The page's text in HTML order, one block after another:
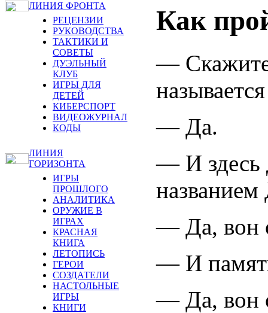
ЛИНИЯ ФРОНТА
РЕЦЕНЗИИ
РУКОВОДСТВА
ТАКТИКИ И
СОВЕТЫ
ДУЭЛЬНЫЙ
КЛУБ
ИГРЫ ДЛЯ
ДЕТЕЙ
КИБЕРСПОРТ
ВИДЕОЖУРНАЛ
КОДЫ
ЛИНИЯ
ГОРИЗОНТА
ИГРЫ
ПРОШЛОГО
АНАЛИТИКА
ОРУЖИЕ В
ИГРАХ
КРАСНАЯ
КНИГА
ЛЕТОПИСЬ
ГЕРОИ
СОЗДАТЕЛИ
НАСТОЛЬНЫЕ
ИГРЫ
КНИГИ
Как
— Скажите,
— Да.
— И здесь
названием
— Да, вон
— И
— Да, вон